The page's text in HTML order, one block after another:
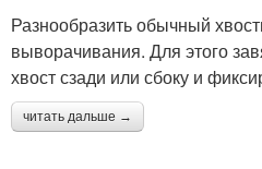
Разнообразить обычный
выворачивания. Для этого
хвост сзади или сбоку и
читать дальше →